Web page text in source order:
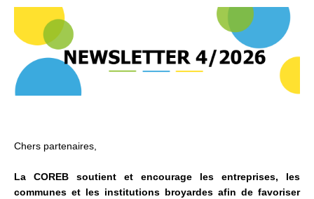
Chers partenaires,
La COREB soutient et encourage les entreprises, les
communes et les institutions broyardes afin de favoriser